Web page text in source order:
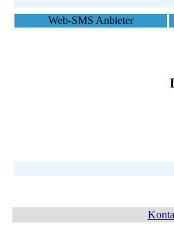
Web-SMS Anbieter